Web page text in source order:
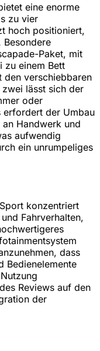
eine enorme
zu vier
hoch positioniert,
Paket, mit
zu einem Bett
den verschiebbaren
zwei lässt sich der
oder
erfordert der Umbau
Handwerk und
aufwendig
ein unrumpeliges
konzentriert
Fahrverhalten,
dass
Bedienelemente
Reviews auf den
der